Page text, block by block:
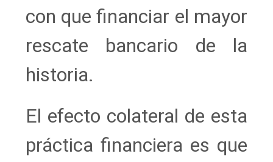
con que financiar el mayor
rescate bancario de la
historia.
El efecto colateral de esta
práctica financiera es que